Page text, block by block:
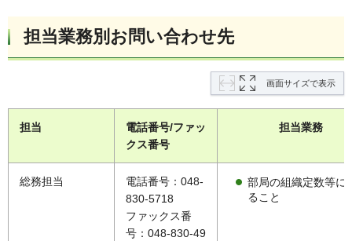
担当業務別お問い合わせ先
画面サイズで表示
担当
電話番号/ファッ
クス番号
担当業務
総務担当
電話番号：048-
830-5718
ファックス番
号：048-830-49
部局の組織定数等に
ること